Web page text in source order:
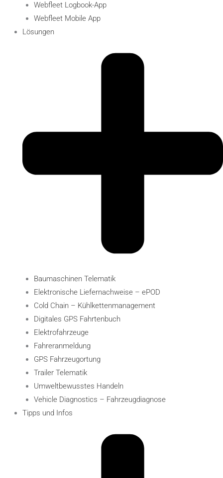
Webfleet Logbook-App
Webfleet Mobile App
Lösungen
Baumaschinen Telematik
Elektronische Liefernachweise – ePOD
Cold Chain – Kühlkettenmanagement
Digitales GPS Fahrtenbuch
Elektro­fahr­zeuge
Fahreranmeldung
GPS Fahrzeugortung
Trailer Telematik
Umweltbewusstes Handeln
Vehicle Diagnostics – Fahrzeugdiagnose
Tipps und Infos